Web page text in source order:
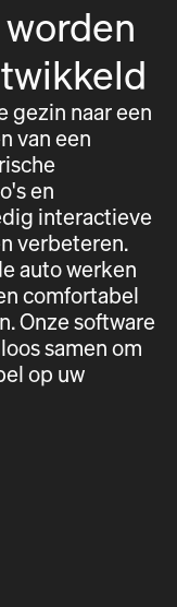
gezin naar een
van een
en
interactieve
verbeteren.
auto werken
comfortabel
Onze software
samen om
op uw